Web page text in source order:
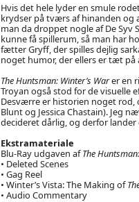
Hvis det hele lyder en smule
krydser på tværs af hinanden og
man da droppet nogle af De Syv
kunne få spillerum, så man har
fætter Gryff, der spilles dejlig
noget humor, der ellers er tæt
The Huntsman: Winter’s Warer en
Troyan også stod for de visuelle
Desværre er historien noget rod,
Blunt og Jessica Chastain). Jeg
decideret dårlig, og derfor
Ekstramateriale
Blu-Ray udgaven afThe
• Deleted Scenes
• Gag Reel
• Winter’s Vista: The Making of
• Audio Commentary